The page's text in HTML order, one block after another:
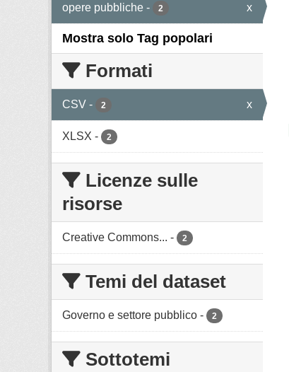
opere pubbliche - 2 x
Mostra solo Tag popolari
Formati
CSV - 2 x
XLSX - 2
Licenze sulle
risorse
Creative Commons... - 2
Temi del dataset
Governo e settore pubblico - 2
Sottotemi